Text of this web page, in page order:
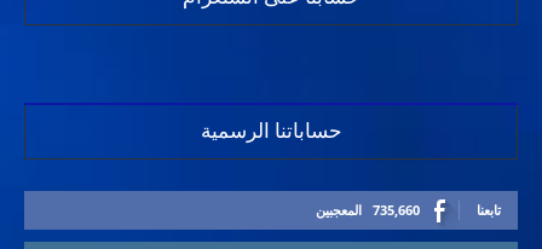
حساباتنا الرسمية
735,660 المعجبين تابعنا